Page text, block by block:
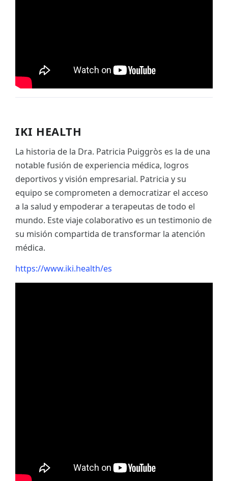
IKI HEALTH
La historia de la Dra. Patricia Puiggròs es la de una
notable fusión de experiencia médica, logros
deportivos y visión empresarial. Patricia y su
equipo se comprometen a democratizar el acceso
a la salud y empoderar a terapeutas de todo el
mundo. Este viaje colaborativo es un testimonio de
su misión compartida de transformar la atención
médica.
https://www.iki.health/es